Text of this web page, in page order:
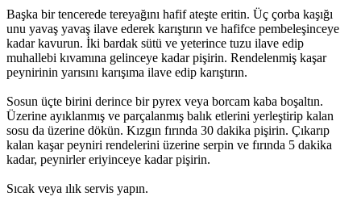
Başka bir tencerede tereyağını hafif ateşte eritin. Üç çorba kaşığı
unu yavaş yavaş ilave ederek karıştırın ve hafifce pembeleşinceye
kadar kavurun. İki bardak sütü ve yeterince tuzu ilave edip
muhallebi kıvamına gelinceye kadar pişirin. Rendelenmiş kaşar
peynirinin yarısını karışıma ilave edip karıştırın.
Sosun üçte birini derince bir pyrex veya borcam kaba boşaltın.
Üzerine ayıklanmış ve parçalanmış balık etlerini yerleştirip kalan
sosu da üzerine dökün. Kızgın fırında 30 dakika pişirin. Çıkarıp
kalan kaşar peyniri rendelerini üzerine serpin ve fırında 5 dakika
kadar, peynirler eriyinceye kadar pişirin.
Sıcak veya ılık servis yapın.